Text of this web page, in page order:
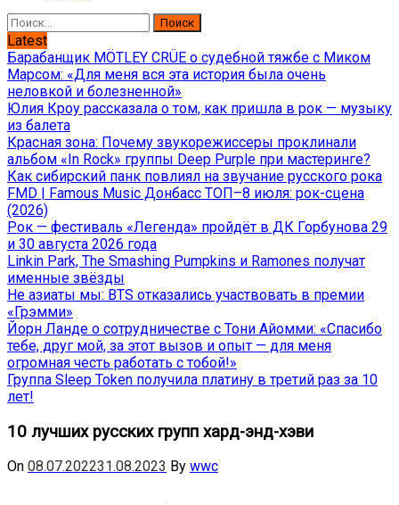
Найти:
Latest
Барабанщик MÖTLEY CRÜE о судебной тяжбе с Миком
Марсом: «Для меня вся эта история была очень
неловкой и болезненной»
Юлия Кроу рассказала о том, как пришла в рок — музыку
из балета
Красная зона: Почему звукорежиссеры проклинали
альбом «In Rock» группы Deep Purple при мастеринге?
Как сибирский панк повлиял на звучание русского рока
FMD | Famous Music Донбасс ТОП–8 июля: рок-сцена
(2026)
Рок — фестиваль «Легенда» пройдёт в ДК Горбунова 29
и 30 августа 2026 года
Linkin Park, The Smashing Pumpkins и Ramones получат
именные звёзды
Не азиаты мы: BTS отказались участвовать в премии
«Грэмми»
Йорн Ланде о сотрудничестве с Тони Айомми: «Спасибо
тебе, друг мой, за этот вызов и опыт — для меня
огромная честь работать с тобой!»
Группа Sleep Token получила платину в третий раз за 10
лет!
10 лучших русских групп хард-энд-хэви
On 08.07.202231.08.2023 By wwc